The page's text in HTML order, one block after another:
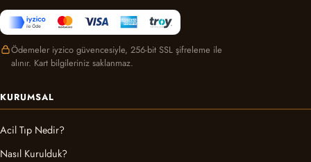
Ödemeler iyzico güvencesiyle, 256-bit SSL şifreleme ile
alınır. Kart bilgileriniz saklanmaz.
KURUMSAL
Acil Tıp Nedir?
Nasıl Kurulduk?